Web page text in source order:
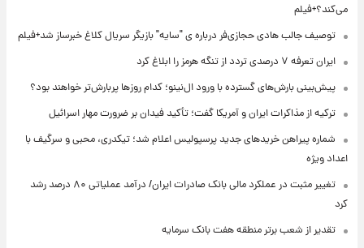
می‌کند؟+فیلم
توصیف جالب هادی حجازی‌فر درباره ی "سایه" بازیگر سریال کلاغ خبرساز شد+فیلم
ایران تعرفه ۷ درصدی تردد از تنگه هرمز را ابلاغ کرد
پیش‌بینی بارش‌های گسترده با ورود ال‌نینو؛ کدام روزها پربارش‌تر خواهند بود؟
ترکیه از مذاکرات ایران و آمریکا گفت؛ تأکید فیدان بر ضرورت مهار اسرائیل
شماره پیراهن خریدهای جدید پرسپولیس اعلام شد؛ تیکدری، محبی و سرگیف با
اعداد ویژه
تغییر مثبت در عملکرد مالی بانک صادرات ایران/ درآمد عملیاتی ۸۰ درصد رشد
کرد
تقدیر از شعب برتر منطقه هفت بانک سرمایه